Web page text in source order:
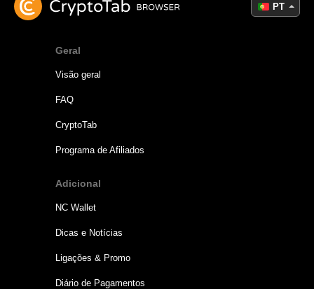
Geral
Visão geral
FAQ
CryptoTab
Programa de Afiliados
Adicional
NC Wallet
Dicas e Notícias
Ligações & Promo
Diário de Pagamentos
PT